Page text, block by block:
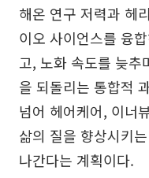
해온 연구 저력과 헤
이오 사이언스를 융
고, 노화 속도를 늦추
을 되돌리는 통합적
넘어 헤어케어, 이너
삶의 질을 향상시키
나간다는 계획이다.